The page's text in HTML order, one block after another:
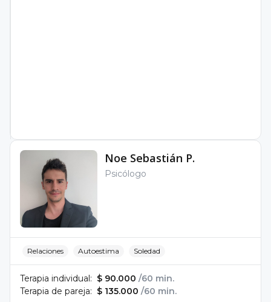
Noe Sebastián P.
Psicólogo
Relaciones Autoestima Soledad
Terapia individual: $ 90.000 /60 min.
Terapia de pareja: $ 135.000 /60 min.